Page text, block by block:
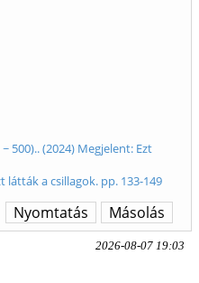
500).. (2024) Megjelent: Ezt
látták a csillagok. pp. 133-149
Másolás
Nyomtatás
2026-08-07 19:03